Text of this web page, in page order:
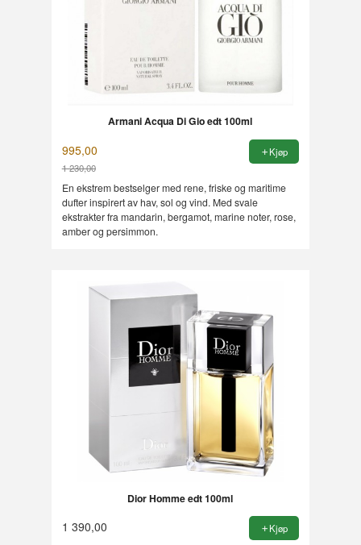
Armani Acqua Di Gio edt 100ml
995,00
1 230,00
Rabatt
Kjøp
En ekstrem bestselger med rene, friske og maritime
dufter inspirert av hav, sol og vind. Med svale
ekstrakter fra mandarin, bergamot, marine noter, rose,
amber og persimmon.
Dior Homme edt 100ml
1 390,00 Kjøp